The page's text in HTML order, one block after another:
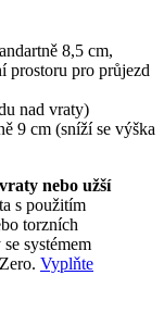
8,5 cm,
prostoru pro průjezd
nad vraty)
9 cm (sníží se výška
nebo užší
s použitím
torzních
systémem
Vyplňte